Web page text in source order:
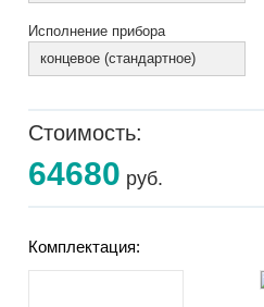
Исполнение прибора
концевое (стандартное)
Стоимость:
64680 руб.
Комплектация: